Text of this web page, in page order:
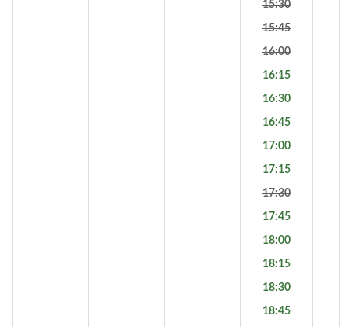
15:30
15:45
16:00
16:15
16:30
16:45
17:00
17:15
17:30
17:45
18:00
18:15
18:30
18:45